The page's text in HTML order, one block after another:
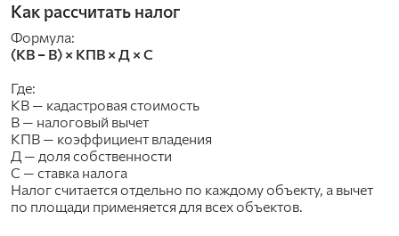
Как рассчитать налог
Формула:
(КВ − В) × КПВ × Д × С
Где:
КВ — кадастровая стоимость
В — налоговый вычет
КПВ — коэффициент владения
Д — доля собственности
С — ставка налога
Налог считается отдельно по каждому объекту, а вычет
по площади применяется для всех объектов.